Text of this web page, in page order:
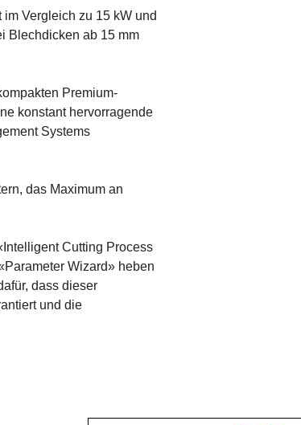
Vergleich zu 15 kW und
Blechdicken ab 15 mm
Premium-
konstant hervorragende
Systems
das Maximum an
Cutting Process
Wizard» heben
dass dieser
und die